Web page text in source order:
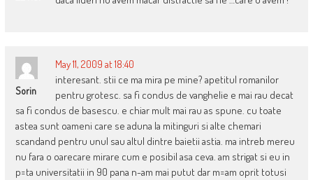
Sorin
May 11, 2009 at 18:40
interesant. stii ce ma mira pe mine? apetitul romanilor
pentru grotesc. sa fi condus de vanghelie e mai rau decat
sa fi condus de basescu. e chiar mult mai rau as spune. cu toate
astea sunt oameni care se aduna la mitinguri si alte chemari
scandand pentru unul sau altul dintre baietii astia. ma intreb mereu
nu fara o oarecare mirare cum e posibil asa ceva. am strigat si eu in
p=ta universitatii in 90 pana n-am mai putut dar m=am oprit totusi